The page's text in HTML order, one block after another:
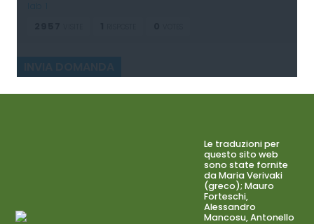
Le traduzioni per
questo sito web
sono state fornite
da Maria Verivaki
(greco); Mauro
Forteschi,
Alessandro
Mancosu, Antonello